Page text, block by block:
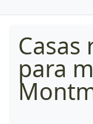
Casas
para